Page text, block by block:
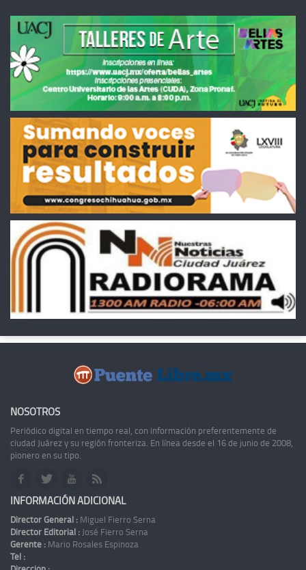
NOSOTROS
Periódico digital en tiempo real, con información preferentemente de
ciudad Juárez y su región fronteriza. En línea desde el 16 de junio de 2008,
pionero en su tipo.
INFORMACIÓN ADICIONAL
Director General : Miguel Fierro Serna
Director Editorial : José Fierro Serna
Gerente : Mario Rosales Espinoza
Tel :